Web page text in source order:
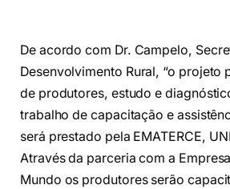
De acordo com Dr. Campelo,
Desenvolvimento Rural, “o projeto
de produtores, estudo e
trabalho de capacitação e
será prestado pela EMATERCE,
Através da parceria com a
Mundo os produtores serão